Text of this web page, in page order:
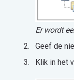
Er wordt
Geef de
Klik in het